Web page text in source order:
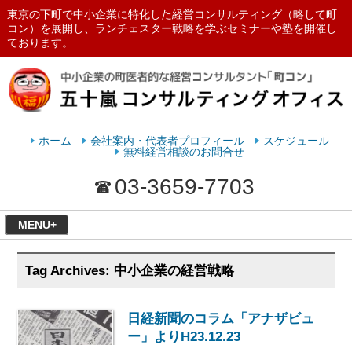
東京の下町で中小企業に特化した経営コンサルティング（略して町
コン）を展開し、ランチェスター戦略を学ぶセミナーや塾を開催し
ております。
ランチェスターの法則を学ぶなら
ホーム 会社案内・代表者プロフィール
スケジュール
無料経営相談のお問合せ
03-3659-7703
MENU+
Tag Archives: 中小企業の経営戦略
日経新聞のコラム「アナザビュ
ー」よりH23.12.23